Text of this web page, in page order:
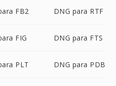
FB2 DNG para RTF
FIG DNG para FTS
PLT DNG para PDB